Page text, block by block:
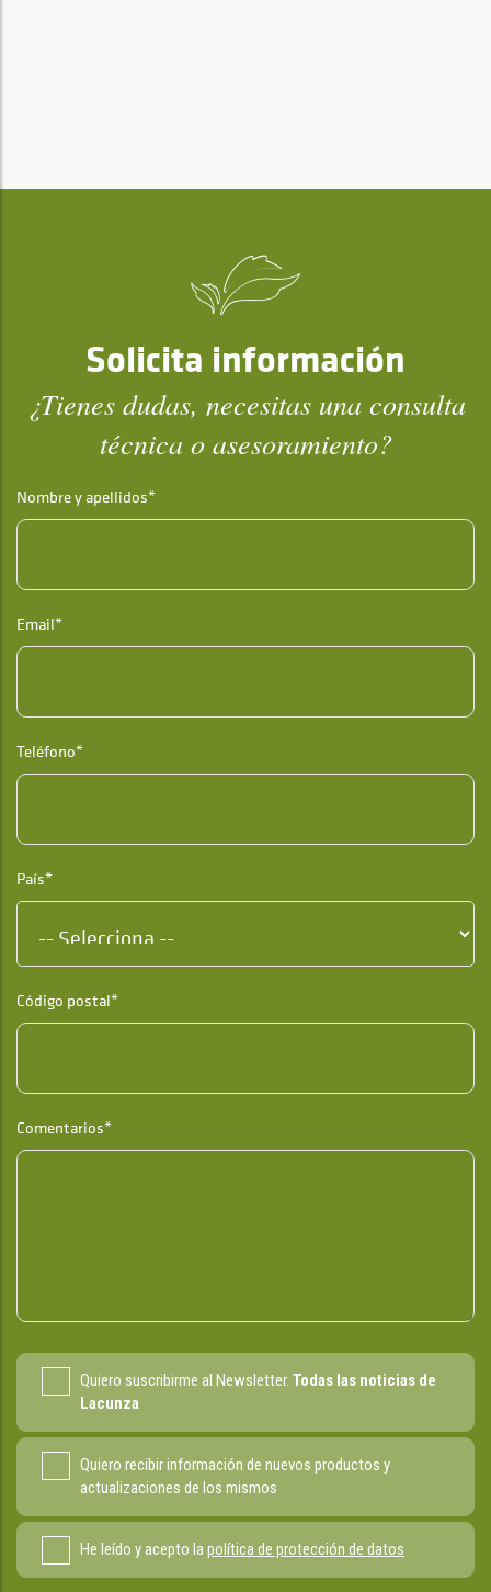
Solicita información
¿Tienes dudas, necesitas una consulta
técnica o asesoramiento?
Nombre y apellidos*
Email*
Teléfono*
País*
Código postal*
Comentarios*
Quiero suscribirme al Newsletter. Todas las noticias de
Lacunza
Quiero recibir información de nuevos productos y
actualizaciones de los mismos
He leído y acepto la política de protección de datos